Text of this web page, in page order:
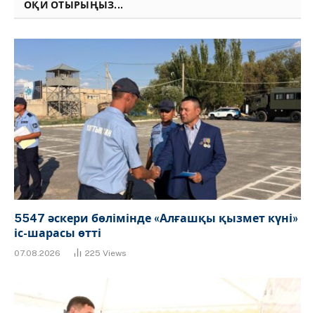
ОҚИ ОТЫРЫҢЫЗ...
5547 әскери бөлімінде «Алғашқы қызмет күні»
іс-шарасы өтті
07.08.2026 225 Views